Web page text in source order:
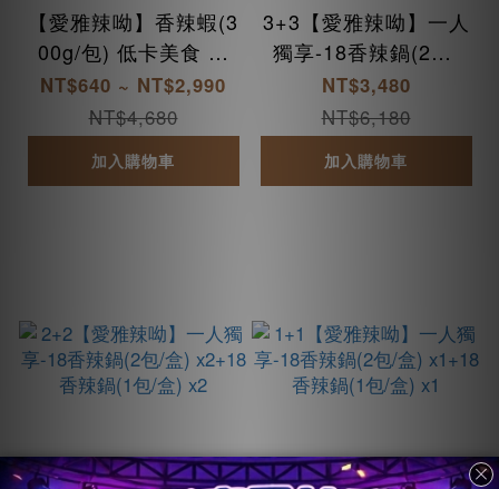
【愛雅辣呦】香辣蝦(3
00g/包) 低卡美食 蒟
蒻料理 健康零嘴 純素
零食 宵夜零嘴 各式拌
炒
NT$640 ~ NT$2,990
NT$4,680
加入購物車
3+3【愛雅辣呦】一人
獨享-18香辣鍋(2包/
盒) x3+18香辣鍋(1包/
盒) x3
NT$3,480
NT$6,180
加入購物車